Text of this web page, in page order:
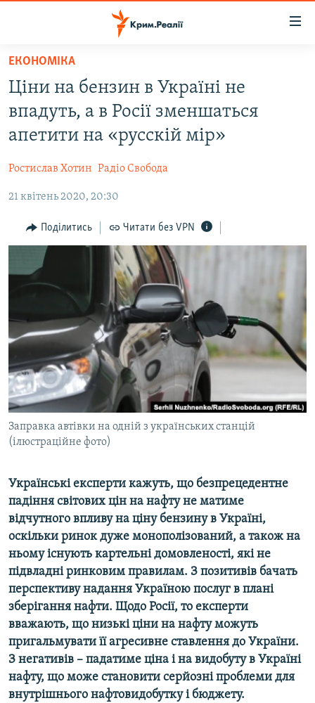
Перейти
основного
матеріалу
до
основної
Перейти
пошуку
ВОДА.КРИМ
ВІДЕО ТА ФОТО
БЛОГИ
ПОГЛЯД
ІНТЕРВ'Ю
ВСЕ ЗА ДЕНЬ
СПЕЦПРОЕКТИ
ДЕПОРТАЦІЯ
ВІДЕОУРОКИ «ELIFBE»
СВІДЧЕННЯ ОКУПАЦІЇ
УКРАЇНСЬКА ПРОБЛЕМА КРИМУ
ІНФОГРАФІКА
ЯК ОБІЙТИ БЛОКУВАННЯ
Русский
Qırımtatar
ДОЛУЧАЙСЯ!
ЕКОНОМІКА
Ціни на бензин в Україні не
впадуть, а в Росії зменшаться
апетити на «русскій мір»
Ростислав Хотин Радіо Свобода
21 квітень 2020, 20:30
Поділитись Читати без VPN
Заправка автівки на одній з українських станцій
(ілюстраційне фото)
Українські експерти кажуть, що безпрецедентне
падіння світових цін на нафту не матиме
відчутного впливу на ціну бензину в Україні,
оскільки ринок дуже монополізований, а також на
ньому існують картельні домовленості, які не
підвладні ринковим правилам. З позитивів бачать
перспективу надання Україною послуг в плані
зберігання нафти. Щодо Росії, то експерти
вважають, що низькі ціни на нафту можуть
пригальмувати її агресивне ставлення до України.
З негативів – падатиме ціна і на видобуту в Україні
нафту, що може становити серйозні проблеми для
внутрішнього нафтовидобутку і бюджету.